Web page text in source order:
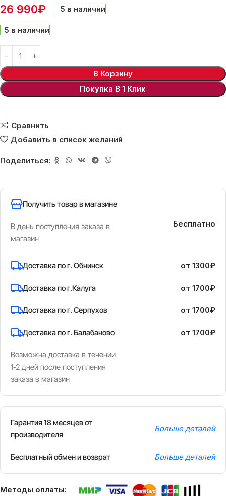
26 990₽ 5 в наличии
5 в наличии
В Корзину
Покупка В 1 Клик
Сравнить
Добавить в список желаний
Поделиться:
Получить товар в магазине
В день поступления заказа в
магазин
Бесплатно
Доставка по г. Обнинск
Доставка по г.Калуга
Доставка по г. Серпухов
Доставка по г. Балабаново
Возможна доставка в течении
1-2 дней после поступления
заказа в магазин
от 1300₽
от 1700₽
от 1700₽
от 1700₽
Гарантия 18 месяцев от
производителя
Больше деталей
Бесплатный обмен и возврат Больше деталей
Методы оплаты: